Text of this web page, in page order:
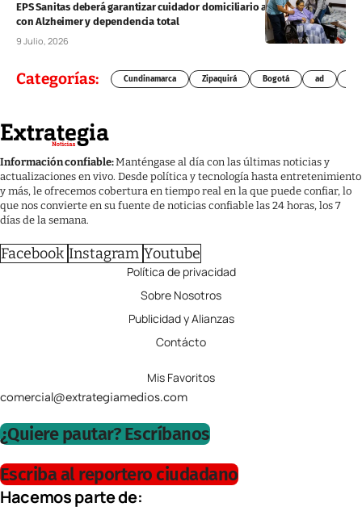
EPS Sanitas deberá garantizar cuidador domiciliario a adulta mayor
con Alzheimer y dependencia total
9 Julio, 2026
Categorías: Cundinamarca Zipaquirá Bogotá ad
Información confiable:Manténgase al día con las últimas noticias y
actualizaciones en vivo. Desde política y tecnología hasta entretenimiento
y más, le ofrecemos cobertura en tiempo real en la que puede confiar, lo
que nos convierte en su fuente de noticias confiable las 24 horas, los 7
días de la semana.
Facebook Instagram Youtube
Política de privacidad
Sobre Nosotros
Publicidad y Alianzas
Contácto
Mis Favoritos
comercial@extrategiamedios.com
¿Quiere pautar? Escríbanos
Escriba al reportero ciudadano
Hacemos parte de: